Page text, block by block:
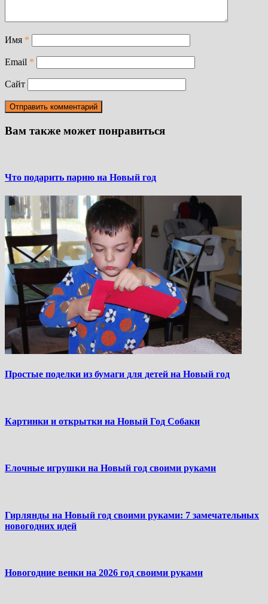
Имя *
Email *
Сайт
Вам также может понравиться
Что подарить парню на Новый год
Простые поделки из бумаги для детей на Новый год
Картинки и открытки на Новый Год Собаки
Елочные игрушки на Новый год своими руками
Гирлянды на Новый год своими руками: 7 замечательных
новогодних идей
Новогодние венки на 2026 год своими руками